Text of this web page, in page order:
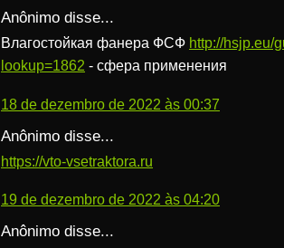
Anônimo disse...
Влагостойкая фанера ФСФ http://hsjp.eu/
lookup=1862 - сфера применения
18 de dezembro de 2022 às 00:37
Anônimo disse...
https://vto-vsetraktora.ru
19 de dezembro de 2022 às 04:20
Anônimo disse...